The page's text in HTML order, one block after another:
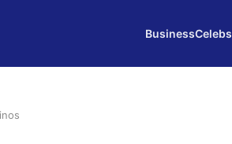
BusinessCelebs